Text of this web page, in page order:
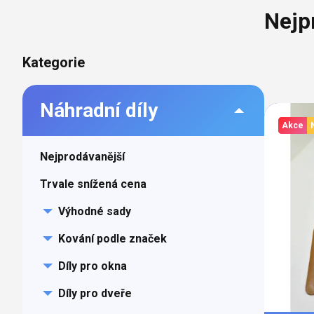
Doplňky a další
Výprodej
Výměna
práce
Garantované
Postranní
panel
Přeskočit
kategorie
Kategorie
Náhradní díly
Nejprodávanější
Trvale snížená cena
Výhodné sady
Kování podle značek
Díly pro okna
Díly pro dveře
Akce